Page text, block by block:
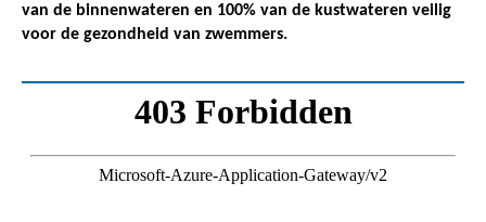
van de binnenwateren en 100% van de kustwateren veilig
voor de gezondheid van zwemmers.